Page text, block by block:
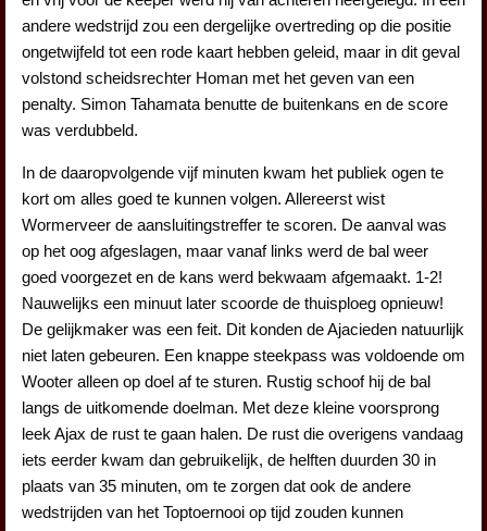
andere wedstrijd zou een dergelijke overtreding op die positie
ongetwijfeld tot een rode kaart hebben geleid, maar in dit geval
volstond scheidsrechter Homan met het geven van een
penalty. Simon Tahamata benutte de buitenkans en de score
was verdubbeld.
In de daaropvolgende vijf minuten kwam het publiek ogen te
kort om alles goed te kunnen volgen. Allereerst wist
Wormerveer de aansluitingstreffer te scoren. De aanval was
op het oog afgeslagen, maar vanaf links werd de bal weer
goed voorgezet en de kans werd bekwaam afgemaakt. 1-2!
Nauwelijks een minuut later scoorde de thuisploeg opnieuw!
De gelijkmaker was een feit. Dit konden de Ajacieden natuurlijk
niet laten gebeuren. Een knappe steekpass was voldoende om
Wooter alleen op doel af te sturen. Rustig schoof hij de bal
langs de uitkomende doelman. Met deze kleine voorsprong
leek Ajax de rust te gaan halen. De rust die overigens vandaag
iets eerder kwam dan gebruikelijk, de helften duurden 30 in
plaats van 35 minuten, om te zorgen dat ook de andere
wedstrijden van het Toptoernooi op tijd zouden kunnen